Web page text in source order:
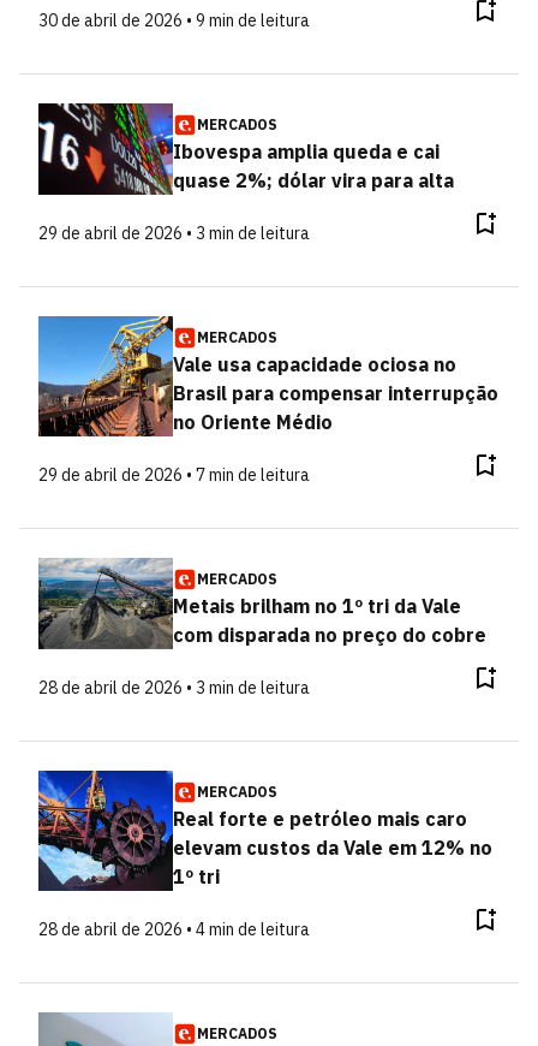
30 de abril de 2026 • 9 min de leitura
MERCADOS
Ibovespa amplia queda e cai
quase 2%; dólar vira para alta
29 de abril de 2026 • 3 min de leitura
MERCADOS
Vale usa capacidade ociosa no
Brasil para compensar interrupção
no Oriente Médio
29 de abril de 2026 • 7 min de leitura
MERCADOS
Metais brilham no 1º tri da Vale
com disparada no preço do cobre
28 de abril de 2026 • 3 min de leitura
MERCADOS
Real forte e petróleo mais caro
elevam custos da Vale em 12% no
1º tri
28 de abril de 2026 • 4 min de leitura
MERCADOS